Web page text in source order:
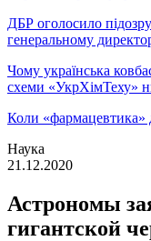
ДБР оголосило
генеральному
Чому українська
схеми «УкрХімТеху»
Коли «фармацевтика»
Наука
21.12.2020
Астрономы
гигантской